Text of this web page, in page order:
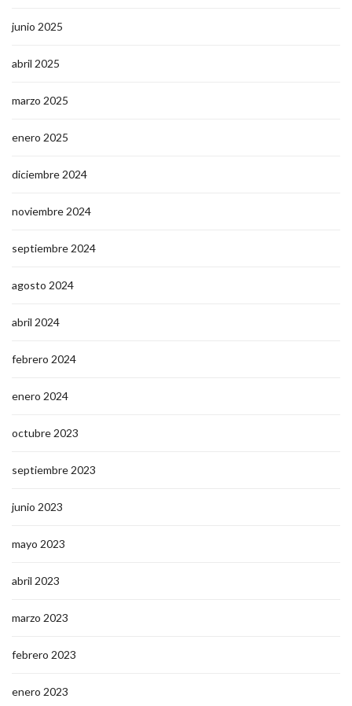
junio 2025
abril 2025
marzo 2025
enero 2025
diciembre 2024
noviembre 2024
septiembre 2024
agosto 2024
abril 2024
febrero 2024
enero 2024
octubre 2023
septiembre 2023
junio 2023
mayo 2023
abril 2023
marzo 2023
febrero 2023
enero 2023